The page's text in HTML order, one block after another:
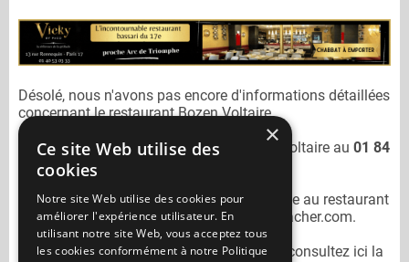
Désolé, nous n'avons pas encore d'informations détaillées
concernant le restaurant Bozen Voltaire.
Vous pouvez joindre le restaurant
Bozen Voltaire au 01 84
25 26 36
N'oubliez pas de préciser lors de votre sortie au restaurant
Bozen Voltairequ'il n'est pas sur Mangercacher.com.
Pour consulter un autre restaurant cacher
consultez ici la
×
Ce site Web utilise des
cookies
Notre site Web utilise des cookies pour
améliorer l'expérience utilisateur. En
utilisant notre site Web, vous acceptez tous
les cookies conformément à notre Politique